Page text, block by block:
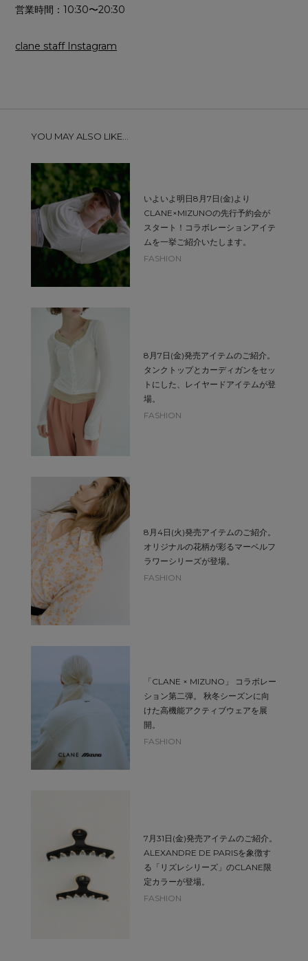
営業時間：10:30〜20:30
clane staff Instagram
YOU MAY ALSO LIKE...
いよいよ明日8月7日(金)より
CLANE×MIZUNOの先行予約会が
スタート！コラボレーションアイテ
ムを一挙ご紹介いたします。
FASHION
8月7日(金)発売アイテムのご紹介。
タンクトップとカーディガンをセッ
トにした、レイヤードアイテムが登
場。
FASHION
8月4日(火)発売アイテムのご紹介。
オリジナルの花柄が彩るマーベルフ
ラワーシリーズが登場。
FASHION
「CLANE × MIZUNO」 コラボレー
ション第二弾。 秋冬シーズンに向
けた高機能アクティブウェアを展
開。
FASHION
7月31日(金)発売アイテムのご紹介。
ALEXANDRE DE PARISを象徴す
る「リズレシリーズ」のCLANE限
定カラーが登場。
FASHION